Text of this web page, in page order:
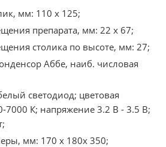
мм: 110 х 125;
препарата, мм: 22 х 67;
столика по высоте, мм: 27;
Аббе, наиб. числовая
светодиод; цветовая
7000 К; напряжение 3.2 В - 3.5 В;
мм: 170 x 180x 350;